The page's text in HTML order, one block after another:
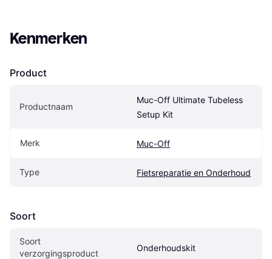
Kenmerken
Product
Productnaam
Muc-Off Ultimate Tubeless
Setup Kit
Merk Muc-Off
Type Fietsreparatie en Onderhoud
Soort
Soort
verzorgingsproduct
Onderhoudskit